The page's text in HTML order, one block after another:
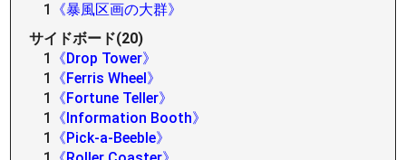
1
《暴風区画の大群》
サイドボード(20)
1
《Drop Tower》
1
《Ferris Wheel》
1
《Fortune Teller》
1
《Information Booth》
1
《Pick-a-Beeble》